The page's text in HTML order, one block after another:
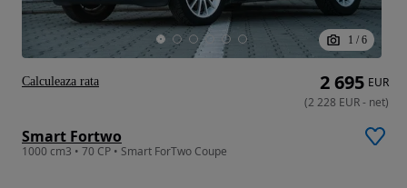
1 / 6
Smart Fortwo
1000 cm3 • 70 CP • Smart ForTwo Coupe
2 695 EUR
(2 228 EUR- net)
Calculeaza rata